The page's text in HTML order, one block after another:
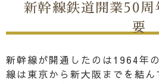
新幹線鉄道開業50周
要
新幹線が開通したのは1964年
線は東京から新大阪までを結ん